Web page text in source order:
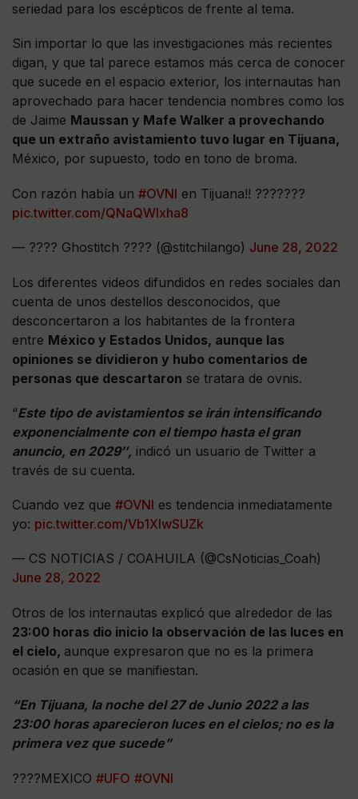
seriedad para los escépticos de frente al tema.
Sin importar lo que las investigaciones más recientes
digan, y que tal parece estamos más cerca de conocer
que sucede en el espacio exterior, los internautas han
aprovechado para hacer tendencia nombres como los
de Jaime Maussan y Mafe Walker a provechando
que un extraño avistamiento tuvo lugar en Tijuana,
México, por supuesto, todo en tono de broma.
Con razón había un #OVNI en Tijuana!! ???????
pic.twitter.com/QNaQWlxha8
— ???? Ghostitch ???? (@stitchilango) June 28, 2022
Los diferentes videos difundidos en redes sociales dan
cuenta de unos destellos desconocidos, que
desconcertaron a los habitantes de la frontera
entre México y Estados Unidos, aunque las
opiniones se dividieron y hubo comentarios de
personas que descartaron se tratara de ovnis.
“Este tipo de avistamientos se irán intensificando
exponencialmente con el tiempo hasta el gran
anuncio, en 2029″, indicó un usuario de Twitter a
través de su cuenta.
Cuando vez que #OVNI es tendencia inmediatamente
yo: pic.twitter.com/Vb1XlwSUZk
— CS NOTICIAS / COAHUILA (@CsNoticias_Coah)
June 28, 2022
Otros de los internautas explicó que alrededor de las
23:00 horas dio inicio la observación de las luces en
el cielo, aunque expresaron que no es la primera
ocasión en que se manifiestan.
“En Tijuana, la noche del 27 de Junio 2022 a las
23:00 horas aparecieron luces en el cielos; no es la
primera vez que sucede”
????MEXICO #UFO #OVNI